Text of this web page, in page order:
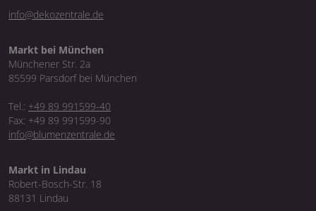
info@dekozentrale.de
Markt bei München
Münchener Str. 2a
85599 Parsdorf bei München
Tel.: +49 89 991599-40
Fax: +49 89 991599-90
info@blumenzentrale.de
Markt in Lindau
Robert-Bosch-Str. 18
88131 Lindau